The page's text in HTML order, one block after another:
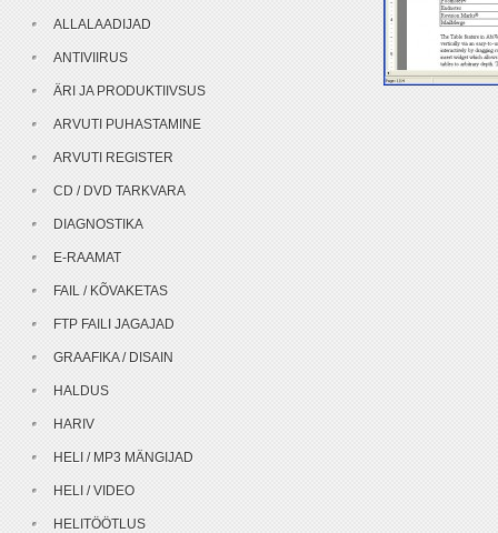
ALLALAADIJAD
ANTIVIIRUS
ÄRI JA PRODUKTIIVSUS
ARVUTI PUHASTAMINE
ARVUTI REGISTER
CD / DVD TARKVARA
DIAGNOSTIKA
E-RAAMAT
FAIL / KÕVAKETAS
FTP FAILI JAGAJAD
GRAAFIKA / DISAIN
HALDUS
HARIV
HELI / MP3 MÄNGIJAD
HELI / VIDEO
HELITÖÖTLUS